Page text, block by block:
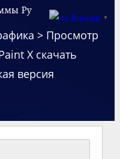
Ру
> Просмотр
X скачать
версия
Russian ▼